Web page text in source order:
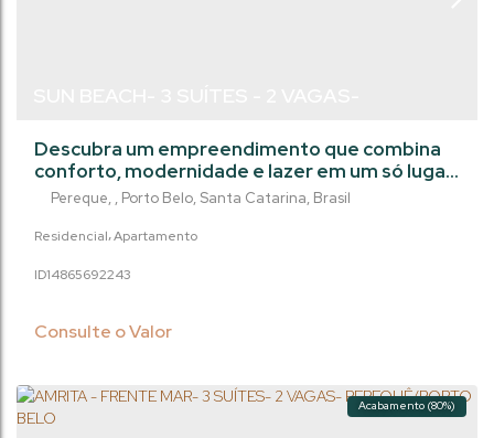
Residencial Apartamento
Consulte o Valor
2243
1486569
Pereque , Porto Belo, Santa Catarina, Brasil
Descubra um empreendimento que combina
conforto, modernidade e lazer em um só lugar.
Este imóvel foi projetado para oferecer uma
elegância, praticidade e qualidade de vida. São
integrado e sacada com churrasqueira, ideais
únicos. O acabamento em gesso, o piso...
Acabamento (80%)